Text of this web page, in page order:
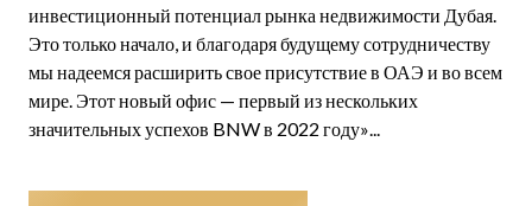
инвестиционный потенциал рынка недвижимости Дубая.
Это только начало, и благодаря будущему сотрудничеству
мы надеемся расширить свое присутствие в ОАЭ и во всем
мире. Этот новый офис — первый из нескольких
значительных успехов BNW в 2022 году»...